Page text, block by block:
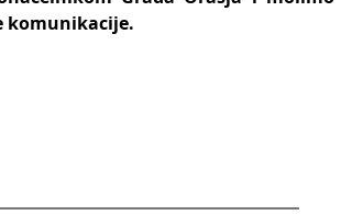
komunikacije.